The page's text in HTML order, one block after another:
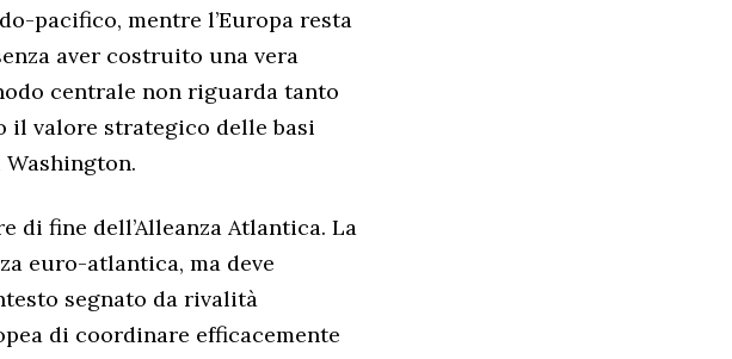
pacifico, mentre l’Europa resta
aver costruito una vera
centrale non riguarda tanto
il valore strategico delle basi
di fine dell’Alleanza Atlantica. La
euro-atlantica, ma deve
segnato da rivalità
di coordinare efficacemente